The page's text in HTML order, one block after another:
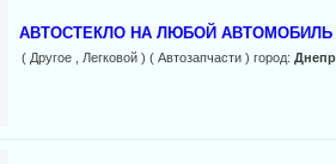
АВТОСТЕКЛО НА ЛЮБОЙ АВТОМОБИЛЬ
( Другое , Легковой ) ( Автозапчасти ) город: